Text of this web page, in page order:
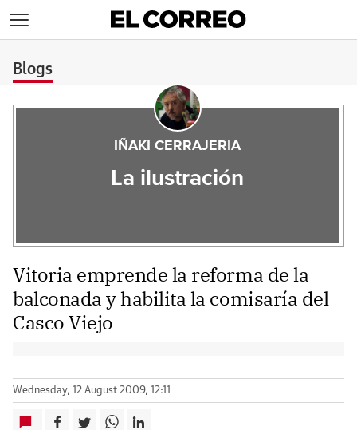
Blogs
IÑAKI CERRAJERIA
La ilustración
Vitoria emprende la reforma de la
balconada y habilita la comisaría del
Casco Viejo
Wednesday, 12 August 2009, 12:11